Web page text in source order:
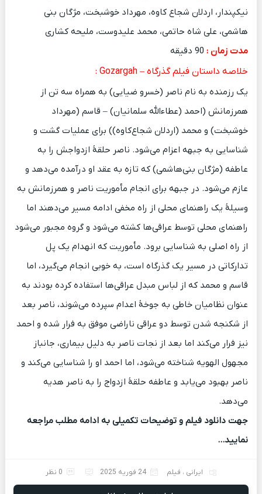
نیکپندار، اردلان شجاع کاوه، مهرداد خوشبخت، مژگان بنی
هاشمی، علی شاه حاتمی، محمد علیدوست، ملیحه کشاری
مدت زمان :90 دقیقه
خلاصه داستان فیلم گذرگاه – Gozargah :
یک رزمنده به نام ناصر (خسرو ضیایی) به همراه سه تن از
همرزمانش (احمد (عطاءالله سلمانیان) – قاسم (مهرداد
خوشبخت) و محمد (اردلان شجاع‌کاوه)) برای عملیات گشت و
شناسایی به جبهه اعزام می‌شود. ناصر حلقهٔ ازدواجش را به
عاطفه (مژگان بنی‌هاشمی) که تازه به عقد او درآمده می‌دهد و
عازم می‌شود. در جبهه برای انجام مأموریت ناصر و همرزمانش به
وسیلهٔ یک راهنمای محلی از راه مخفی ادامه مسیر می‌دهند اما
راهنمای محلی توسط عراقی‌ها کشته می‌شود و گروه مجبور می‌شود
از راه اصلی به شناسایی برود. مأموریت که انهدام یک پل
تدارکاتی در مسیر یک گذرگاه است، به خوبی انجام می‌گیرد، اما
قاسم و محمد که از لباس مبدل عراقی‌ها استفاده کرده بودند به
عنوان نظامیان خاطی به جوخهٔ اعدام سپرده می‌شوند، ناصر بعد
از شکنجه شدن توسط دو عراقی ناراضی موفق به فرار شده و احمد
نیز فرار می‌کند اما بعد از نجات ناصر به دلیل بیماری، جانباز
مجهول الهویه شناخته می‌شود، اما احمد او را شناسایی می‌کند و
ناصر بهبود می‌یابد و عاطفه حلقهٔ ازدواج را به ناصر هدیه
می‌دهد.
جهت دانلود فیلم و توضیحات تکمیلی به ادامه مطلب مراجعه
نمایید…
ایرانی ، فیلم 24 فوریه 2025 0 نظر